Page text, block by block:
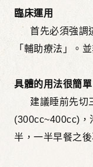
臨床運用
首先必須強調
「輔助療法」。
具體的用法很簡單
建議睡前先切
(300cc~400cc)，
半，一半早餐之後